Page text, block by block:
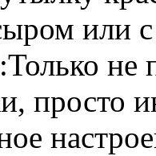
или
не
просто